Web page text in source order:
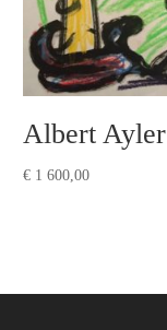
Albert Ayler
€1 600,00